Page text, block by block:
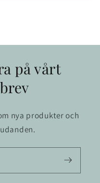
på vårt
nya produkter och